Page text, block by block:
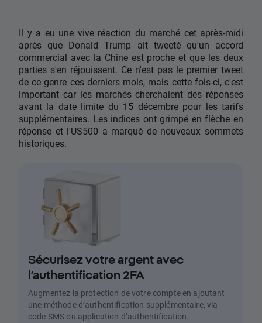
Il y a eu une vive réaction du marché cet après-midi
après que Donald Trump ait tweeté qu'un accord
commercial avec la Chine est proche et que les deux
parties s'en réjouissent. Ce n'est pas le premier tweet
de ce genre ces derniers mois, mais cette fois-ci, c'est
important car les marchés cherchaient des réponses
avant la date limite du 15 décembre pour les tarifs
supplémentaires. Les indices ont grimpé en flèche en
réponse et l'US500 a marqué de nouveaux sommets
historiques.
Sécurisez votre argent avec
l’authentification 2FA
Augmentez la protection de votre compte en ajoutant
une méthode d’authentification supplémentaire, via
code SMS ou application d’authentification.